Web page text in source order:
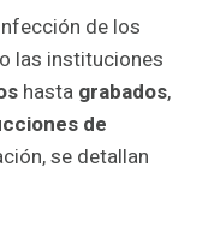
de los
las instituciones
hasta grabados,
de
se detallan